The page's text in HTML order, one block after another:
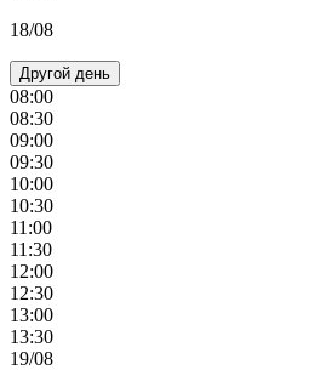
18/08
Другой день
08:00
08:30
09:00
09:30
10:00
10:30
11:00
11:30
12:00
12:30
13:00
13:30
19/08